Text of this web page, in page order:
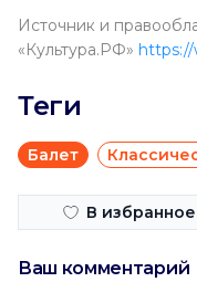
Источник и
«Культура.РФ» https://
Теги
Балет
В избранное
Ваш комментарий